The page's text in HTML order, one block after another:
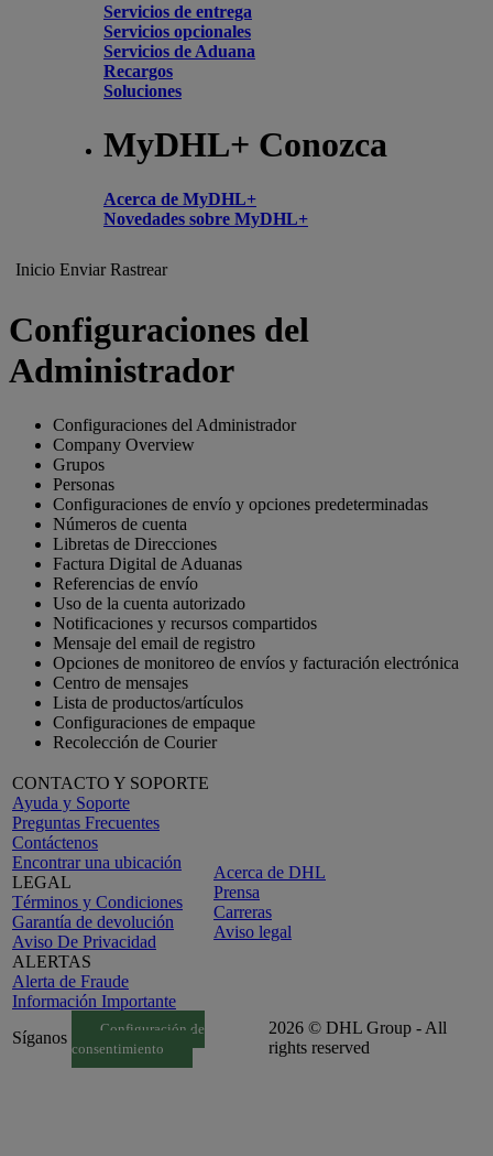
Servicios de entrega
Servicios opcionales
Servicios de Aduana
Recargos
Soluciones
MyDHL+ Conozca
Acerca de MyDHL+
Novedades sobre MyDHL+
Inicio Enviar Rastrear
Configuraciones del
Administrador
Configuraciones del Administrador
Company Overview
Grupos
Personas
Configuraciones de envío y opciones predeterminadas
Números de cuenta
Libretas de Direcciones
Factura Digital de Aduanas
Referencias de envío
Uso de la cuenta autorizado
Notificaciones y recursos compartidos
Mensaje del email de registro
Opciones de monitoreo de envíos y facturación electrónica
Centro de mensajes
Lista de productos/artículos
Configuraciones de empaque
Recolección de Courier
CONTACTO Y SOPORTE
Ayuda y Soporte
Preguntas Frecuentes
Contáctenos
Encontrar una ubicación
LEGAL
Términos y Condiciones
Garantía de devolución
Aviso De Privacidad
ALERTAS
Alerta de Fraude
Información Importante
Acerca de DHL
Prensa
Carreras
Aviso legal
Síganos
Configuración de
consentimiento
2026 © DHL Group - All
rights reserved